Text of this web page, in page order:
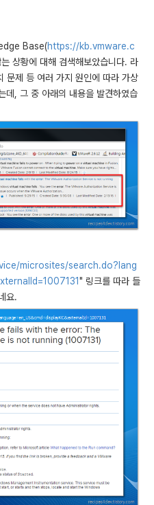
Base(https://kb.vmware.c
상황에 대해 검색해보았습니다. 라
문제 등 여러 가지 원인에 따라 가상
데, 그 중 아래의 내용을 발견하였습
microsites/search.do?lang
" 링크를 따라 들
요.